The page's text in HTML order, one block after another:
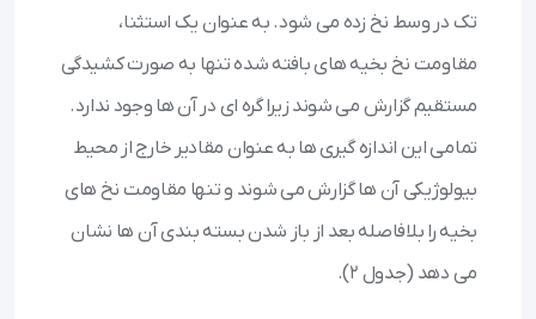
تک در وسط نخ زده می شود. به عنوان یک استثنا،
مقاومت نخ بخیه های بافته شده تنها به صورت کشیدگی
مستقیم گزارش می شوند زیرا گره ای در آن ها وجود ندارد.
تمامی این اندازه گیری ها به عنوان مقادیر خارج از محیط
بیولوژيکی آن ها گزارش می شوند و تنها مقاومت نخ های
بخیه را بلافاصله بعد از باز شدن بسته بندی آن ها نشان
می دهد (جدول ۲).